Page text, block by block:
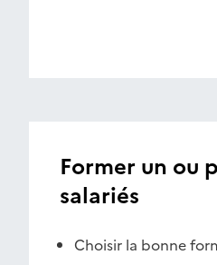
Former un ou
salariés
Choisir la bonne